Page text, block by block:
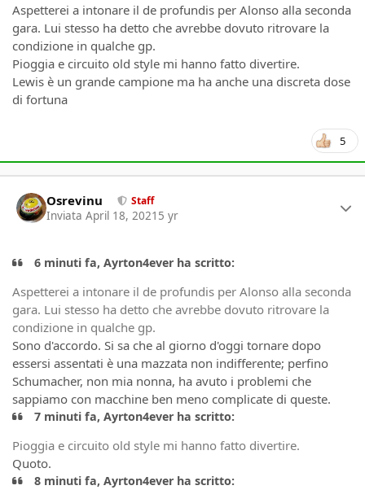
Aspetterei a intonare il de profundis per Alonso alla seconda
gara. Lui stesso ha detto che avrebbe dovuto ritrovare la
condizione in qualche gp.
Pioggia e circuito old style mi hanno fatto divertire.
Lewis è un grande campione ma ha anche una discreta dose
di fortuna
5
Osrevinu Staff
Inviata April 18, 2021 5 yr
6 minuti fa, Ayrton4ever ha scritto:
Aspetterei a intonare il de profundis per Alonso alla seconda
gara. Lui stesso ha detto che avrebbe dovuto ritrovare la
condizione in qualche gp.
Sono d'accordo. Si sa che al giorno d'oggi tornare dopo
essersi assentati è una mazzata non indifferente; perfino
Schumacher, non mia nonna, ha avuto i problemi che
sappiamo con macchine ben meno complicate di queste.
7 minuti fa, Ayrton4ever ha scritto:
Pioggia e circuito old style mi hanno fatto divertire.
Quoto.
8 minuti fa, Ayrton4ever ha scritto: